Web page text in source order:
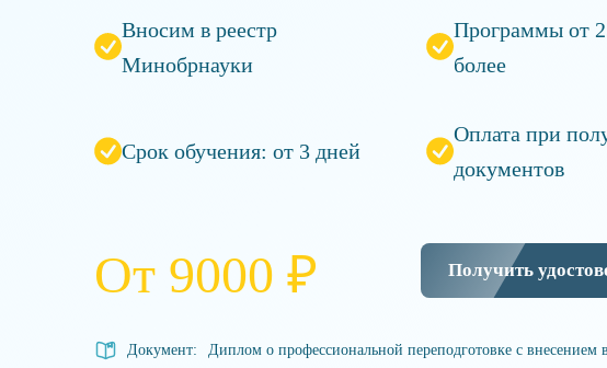
Вносим в реестр
Минобрнауки
Программы от
более
Срок обучения: от 3 дней
Оплата при
документов
От 9000 ₽ Получить
Документ: Диплом о профессиональной переподготовке с